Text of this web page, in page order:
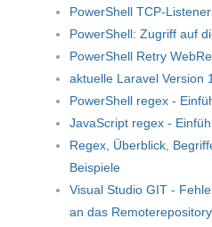
PowerShell TCP-Listener
PowerShell: Zugriff auf
PowerShell Retry
aktuelle Laravel Version
PowerShell regex -
JavaScript regex -
Regex, Überblick,
Beispiele
Visual Studio GIT -
an das Remoterepository